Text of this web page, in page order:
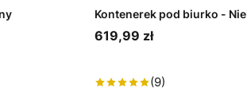
Kontenerek pod biurko -
619,99 zł
(9)